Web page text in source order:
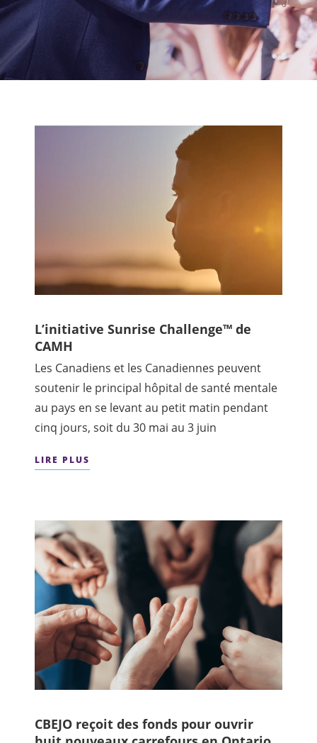
L’initiative Sunrise Challenge™ de
CAMH
Les Canadiens et les Canadiennes peuvent
soutenir le principal hôpital de santé mentale
au pays en se levant au petit matin pendant
cinq jours, soit du 30 mai au 3 juin
LIRE PLUS
CBEJO reçoit des fonds pour ouvrir